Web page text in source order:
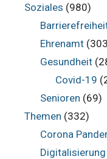
Soziales (980)
Ehrenamt
Gesundheit
Covid-19
Senioren (69)
Themen (332)
Corona
Digitalisierung